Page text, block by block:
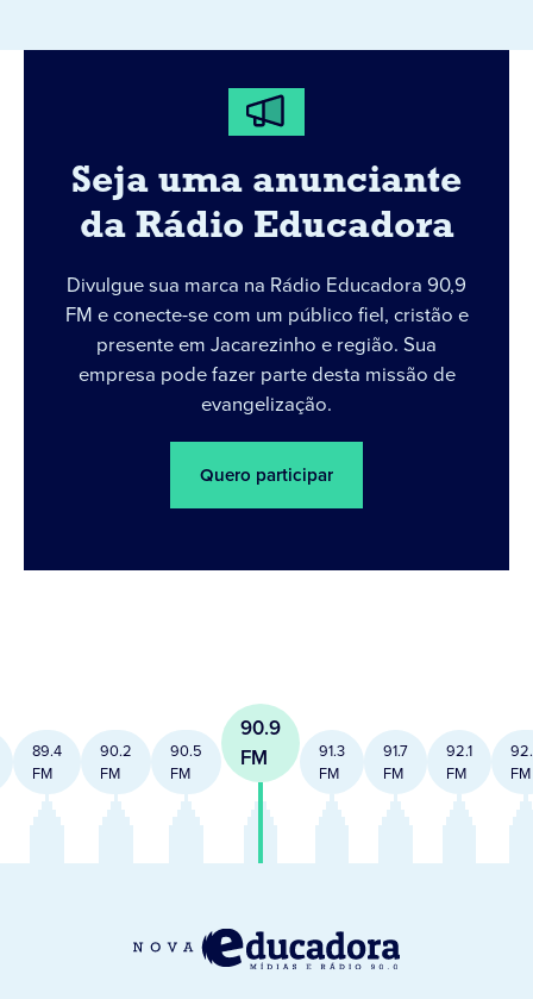
Seja uma anunciante
da Rádio Educadora
Divulgue sua marca na Rádio Educadora 90,9
FM e conecte-se com um público fiel, cristão e
presente em Jacarezinho e região. Sua
empresa pode fazer parte desta missão de
evangelização.
Quero participar
89.4
FM
90.2
FM
90.5
FM
90.9
FM
91.3
FM
91.7
FM
92.1
FM
FM